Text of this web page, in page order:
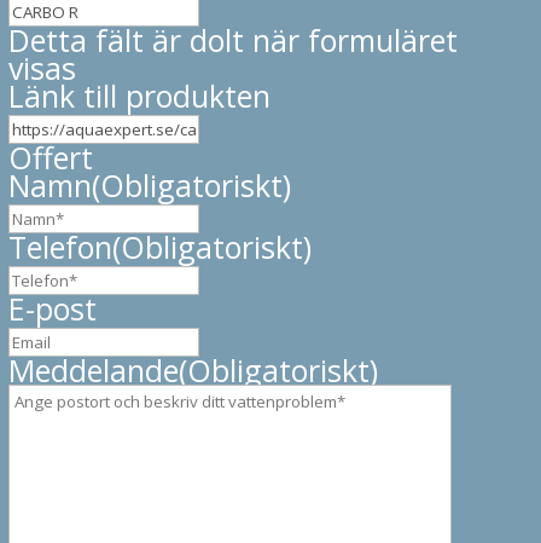
Detta fält är dolt när formuläret
visas
Länk till produkten
Offert
Namn(Obligatoriskt)
Telefon(Obligatoriskt)
E-post
Meddelande(Obligatoriskt)